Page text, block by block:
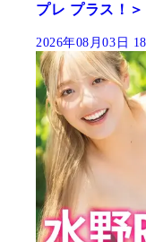
プレ プラス！＞
2026年08月03日